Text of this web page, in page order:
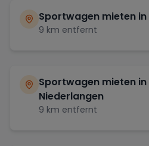
Sportwagen mieten in
9 km entfernt
Sportwagen mieten in
Niederlangen
9 km entfernt